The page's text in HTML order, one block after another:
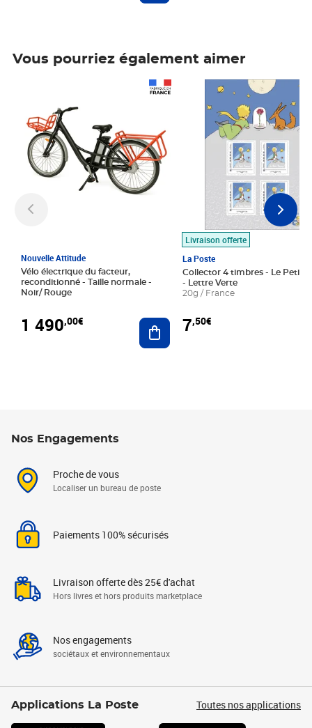
Vous pourriez également aimer
Nouvelle Attitude
Vélo électrique du facteur,
reconditionné - Taille normale -
Noir/ Rouge
1 490,00€ Ajouter au panier
Livraison offerte
La Poste
Collector 4 timbres - Le Petit
- Lettre Verte
20g / France
7,50€
Prix 7,50€
Nos Engagements
Proche de vous
Localiser un bureau de poste
Paiements 100% sécurisés
Livraison offerte dès 25€ d'achat
Hors livres et hors produits marketplace
Nos engagements
sociétaux et environnementaux
Applications La Poste Toutes nos applications